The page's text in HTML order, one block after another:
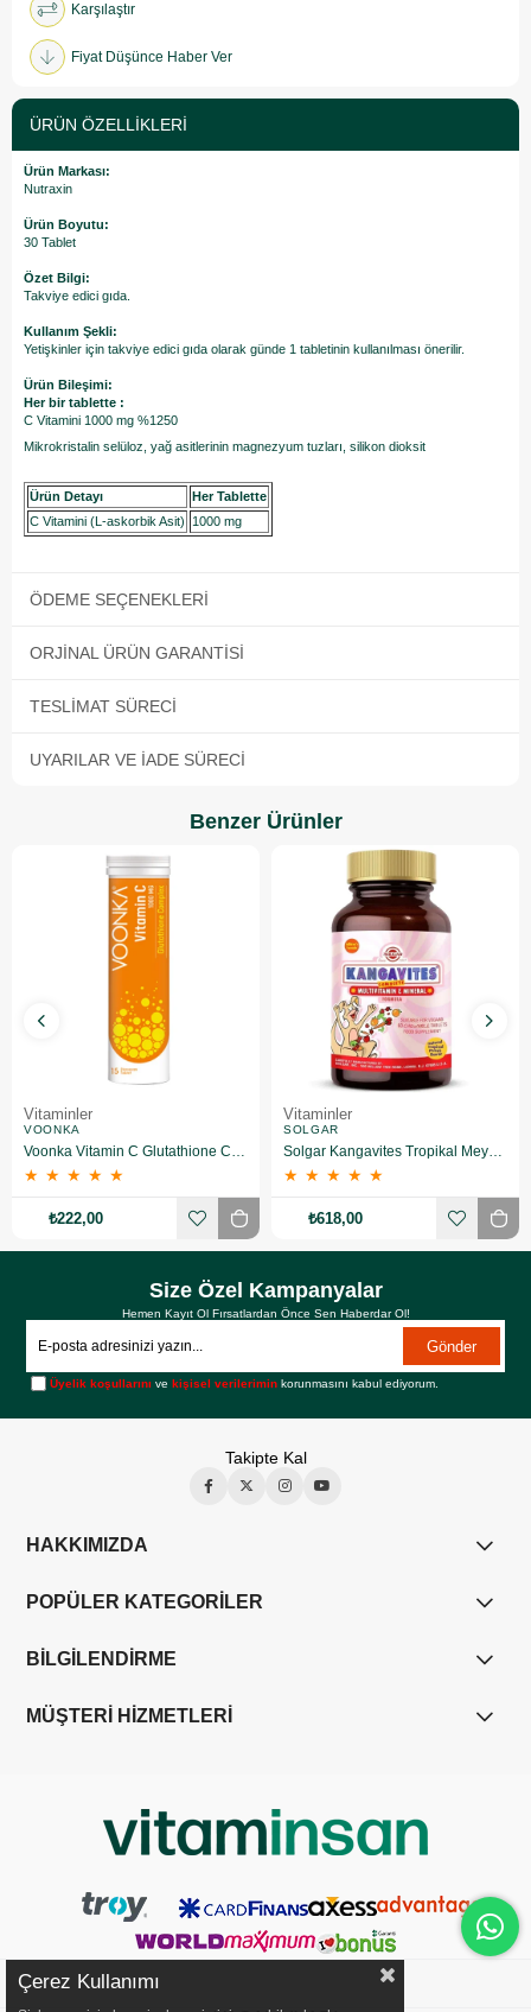
Karşılaştır
Fiyat Düşünce Haber Ver
ÜRÜN ÖZELLIKLERI
Ürün Markası:
Nutraxin
Ürün Boyutu:
30 Tablet
Özet Bilgi:
Takviye edici gıda.
Kullanım Şekli:
Yetişkinler için takviye edici gıda olarak günde 1 tabletinin kullanılması önerilir.
Ürün Bileşimi:
Her bir tablette :
C Vitamini 1000 mg %1250
Mikrokristalin selüloz, yağ asitlerinin magnezyum tuzları, silikon dioksit
Ürün Detayı
Her Tablette
C Vitamini (L-askorbik Asit)
1000 mg
ÖDEME SEÇENEKLERI
ORJINAL ÜRÜN GARANTISI
TESLIMAT SÜRECI
UYARILAR VE İADE SÜRECI
Benzer Ürünler
Vitaminler
VOONKA
Voonka Vitamin C Glutathione Complex Efervesan 15 Tablet
★ ★ ★ ★ ★
₺222,00
Vitaminler
SOLGAR
Solgar Kangavites Tropikal Meyve Aromalı 60 Tablet
★ ★ ★ ★ ★
₺618,00
Size Özel Kampanyalar
Hemen Kayıt Ol Fırsatlardan Önce Sen Haberdar Ol!
Gönder
Üyelik koşullarını vekişisel verilerimin korunmasını kabul ediyorum.
Takipte Kal
HAKKIMIZDA
POPÜLER KATEGORİLER
BİLGİLENDİRME
MÜŞTERİ HİZMETLERİ
Çerez Kullanımı